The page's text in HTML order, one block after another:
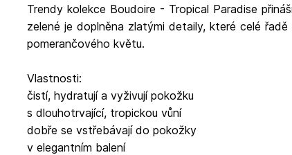
Trendy kolekce Boudoire - Tropical Paradise
zelené je doplněna zlatými detaily, které celé
pomerančového květu.
Vlastnosti:
čistí, hydratují a vyživují pokožku
s dlouhotrvající, tropickou vůní
dobře se vstřebávají do pokožky
v elegantním balení